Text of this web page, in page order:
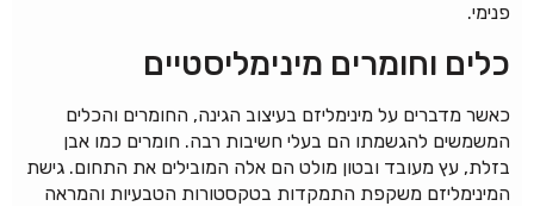
פנימי.
כלים וחומרים מינימליסטיים
כאשר מדברים על מינימליזם בעיצוב הגינה, החומרים והכלים
המשמשים להגשמתו הם בעלי חשיבות רבה. חומרים כמו אבן
בזלת, עץ מעובד ובטון מולט הם אלה המובילים את התחום. גישת
המינימליזם משקפת התמקדות בטקסטורות הטבעיות והמראה